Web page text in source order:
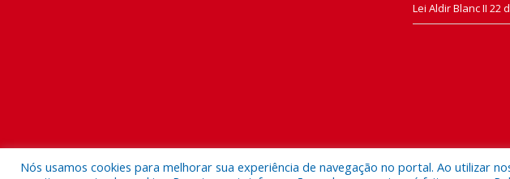
Lei Aldir Blanc II 22
Nós usamos cookies para melhorar sua experiência de navegação no portal. Ao utilizar